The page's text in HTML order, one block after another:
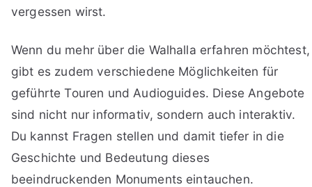
vergessen wirst.
Wenn du mehr über die Walhalla erfahren möchtest,
gibt es zudem verschiedene Möglichkeiten für
geführte Touren und Audioguides. Diese Angebote
sind nicht nur informativ, sondern auch interaktiv.
Du kannst Fragen stellen und damit tiefer in die
Geschichte und Bedeutung dieses
beeindruckenden Monuments eintauchen.